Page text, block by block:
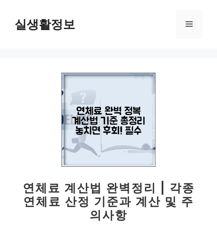
실생활정보 메
연체료 계산법 완벽정리 | 각종
연체료 산정 기준과 계산 및 주
의사항